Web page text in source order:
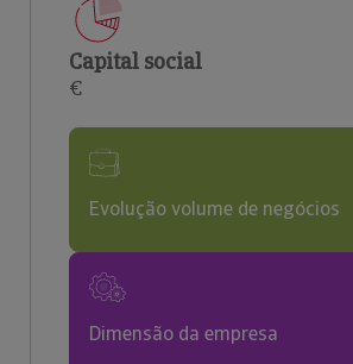
Capital social
€
Evolução volume de negócios
Dimensão da empresa